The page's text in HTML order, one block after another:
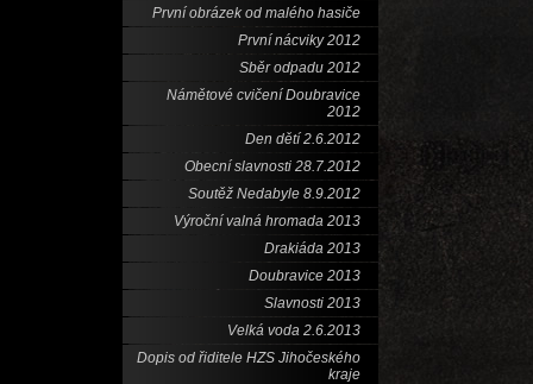
První obrázek od malého hasiče
První nácviky 2012
Sběr odpadu 2012
Námětové cvičení Doubravice
2012
Den dětí 2.6.2012
Obecní slavnosti 28.7.2012
Soutěž Nedabyle 8.9.2012
Výroční valná hromada 2013
Drakiáda 2013
Doubravice 2013
Slavnosti 2013
Velká voda 2.6.2013
Dopis od řiditele HZS Jihočeského
kraje